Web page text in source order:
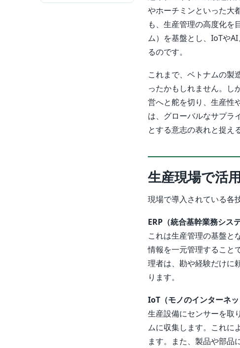
やホーチミンといった大
も、生産管理の高度化を
ム）を基盤とし、IoTや
るのです。
これまで、ベトナムの製
ったかもしれません。し
営へと舵を切り、生産性
は、グローバルなサプラ
とする意志の表れと捉え
生産現場で活
現場で導入されている各
ERP（統合基幹業務シス
これは生産管理の基盤と
情報を一元管理すること
理者は、勘や経験だけに
ります。
IoT（モノのインターネ
生産設備にセンサーを取
ムに収集します。これに
ます。また、製品や部品